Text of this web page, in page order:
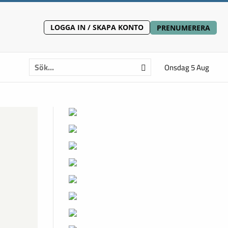
LOGGA IN / SKAPA KONTO PRENUMERERA
Onsdag 5 Aug